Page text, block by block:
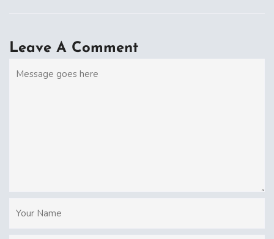
Leave A Comment